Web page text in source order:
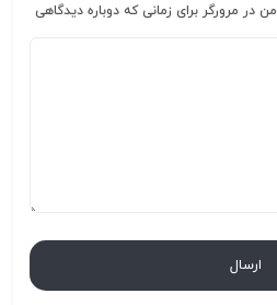
در مرورگر برای زمانی که دوباره دیدگاهی